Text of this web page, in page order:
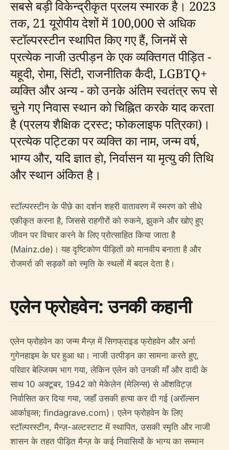
सबसे बड़ी विकेन्द्रीकृत प्रलय स्मारक है। 2023
तक, 21 यूरोपीय देशों में 100,000 से अधिक
स्टॉल्परस्टीन स्थापित किए गए हैं, जिनमें से
प्रत्येक नाजी उत्पीड़न के एक व्यक्तिगत पीड़ित -
यहूदी, रोमा, सिंटी, राजनीतिक कैदी, LGBTQ+
व्यक्ति और अन्य - को उनके अंतिम स्वतंत्र रूप से
चुने गए निवास स्थान को चिह्नित करके याद करता
है (प्रलय शैक्षिक ट्रस्ट; फोकलाइफ पत्रिका)।
प्रत्येक पट्टिका पर व्यक्ति का नाम, जन्म वर्ष,
भाग्य और, यदि ज्ञात हो, निर्वासन या मृत्यु की तिथि
और स्थान अंकित है।
स्टॉल्परस्टीन के पीछे का दर्शन शहरी वातावरण में स्मरण को सीधे
एकीकृत करना है, जिससे राहगीरों को रुकने, झुकने और खोए हुए
जीवन पर विचार करने के लिए प्रोत्साहित किया जाता है
(Mainz.de)। यह दृष्टिकोण पीड़ितों को मानवीय बनाता है और
रोजमर्रा की सड़कों को स्मृति के स्थलों में बदल देता है।
एलेन फ्रोहवेन: उनकी कहानी
एलेन फ्रोहवेन का जन्म मैन्ज़ में सिगफ्राइड फ्रोहवेन और अर्ना
गुगेनहाइम के घर हुआ था। नाजी उत्पीड़न का सामना करते हुए,
परिवार बेल्जियम भाग गया, लेकिन एलेन को उनकी माँ और दादी के
साथ 10 अक्टूबर, 1942 को मेकेलेन (मेलिन्स) से ऑशविट्ज़
निर्वासित कर दिया गया, जहाँ उसकी हत्या कर दी गई (अरॉल्सन
आर्काइव्स; findagrave.com)। एलेन फ्रोहवेन के लिए
स्टॉल्परस्टीन, मैन्ज़-अल्टस्टाट में स्थापित, उसकी स्मृति और नाजी
शासन के तहत पीड़ित मैन्ज़ के कई निवासियों के भाग्य का सम्मान